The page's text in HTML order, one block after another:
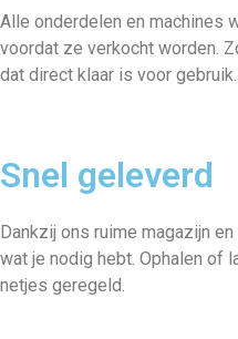
Alle onderdelen en machines
voordat ze verkocht worden.
dat direct klaar is voor gebruik.
Snel geleverd
Dankzij ons ruime magazijn
wat je nodig hebt. Ophalen of
netjes geregeld.